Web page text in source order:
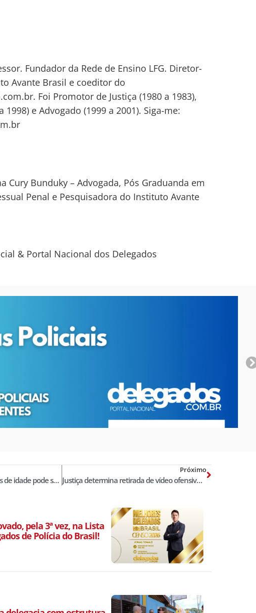
Fundador da Rede de Ensino LFG. Diretor-
Avante Brasil e coeditor do
Foi Promotor de Justiça (1980 a 1983),
1998) e Advogado (1999 a 2001). Siga-me:
Cury Bunduky – Advogada, Pós Graduanda em
Penal e Pesquisadora do Instituto Avante
& Portal Nacional dos Delegados
Idoso com mais de 60 anos de idade pode ser preso?
Próximo
Justiça determina retirada de vídeo ofensivo à delegada federal
pela 3ª vez, na Lista
de Polícia do Brasil!